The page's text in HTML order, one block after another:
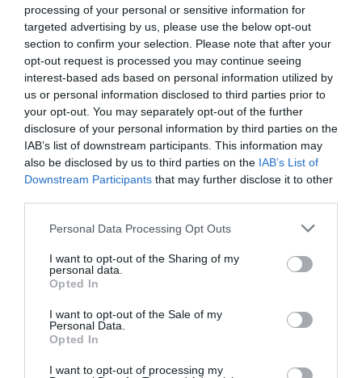
processing of your personal or sensitive information for
targeted advertising by us, please use the below opt-out
section to confirm your selection. Please note that after your
opt-out request is processed you may continue seeing
interest-based ads based on personal information utilized by
us or personal information disclosed to third parties prior to
your opt-out. You may separately opt-out of the further
disclosure of your personal information by third parties on the
IAB’s list of downstream participants. This information may
also be disclosed by us to third parties on the IAB’s List of
Downstream Participants that may further disclose it to other
Personal Data Processing Opt Outs
I want to opt-out of the Sharing of my
personal data.
Opted In
I want to opt-out of the Sale of my
Personal Data.
Opted In
I want to opt-out of processing my
La representación valenciana busca el trono
local
Entre los participantes que compiten por el título del
“Mejor Kebab de España”, tres establecimientos
juegan en casa para defender el sabor autóctono: